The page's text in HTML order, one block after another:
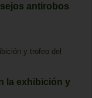
antirobos
la exhibición y